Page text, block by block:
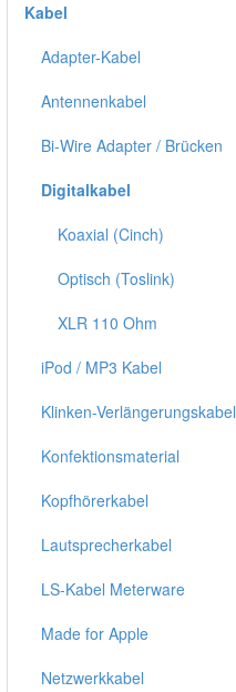
Kabel
Adapter-Kabel
Antennenkabel
Bi-Wire Adapter / Brücken
Digitalkabel
Koaxial (Cinch)
Optisch (Toslink)
XLR 110 Ohm
iPod / MP3 Kabel
Klinken-Verlängerungskabel
Konfektionsmaterial
Kopfhörerkabel
Lautsprecherkabel
LS-Kabel Meterware
Made for Apple
Netzwerkkabel